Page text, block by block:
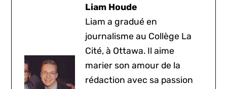
Liam Houde
Liam a gradué en
journalisme au Collège La
Cité, à Ottawa. Il aime
marier son amour de la
rédaction avec sa passion